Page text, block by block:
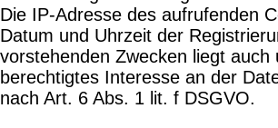
Die IP-Adresse des aufrufenden
Datum und Uhrzeit der
vorstehenden Zwecken liegt auch
berechtigtes Interesse an der
nach Art. 6 Abs. 1 lit. f DSGVO.